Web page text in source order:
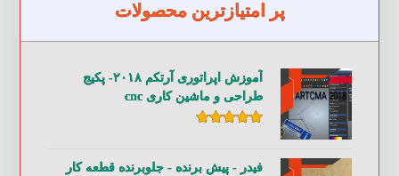
پر امتیازترین محصولات
آموزش اپراتوری آرتکم ۲۰۱۸- پکیج
طراحی و ماشین کاری cnc
فیدر - پیش برنده - جلوبرنده قطعه کار